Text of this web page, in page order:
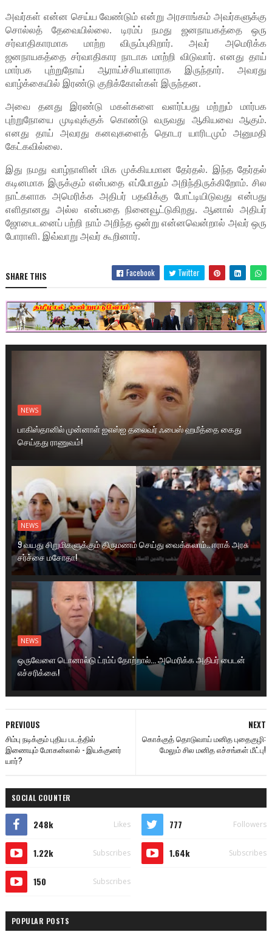
அவர்கள் என்ன செய்ய வேண்டும் என்று அரசாங்கம் அவர்களுக்கு
சொல்லத் தேவையில்லை. டிரம்ப் நமது ஜனநாயகத்தை ஒரு
சர்வாதிகாரமாக மாற்ற விரும்புகிறார். அவர் அமெரிக்க
ஜனநாயகத்தை சர்வாதிகார நாடாக மாற்றி விடுவார். எனது தாய்
மார்பக புற்றுநோய் ஆராய்ச்சியாளராக இருந்தார். அவரது
வாழ்க்கையில் இரண்டு குறிக்கோள்கள் இருந்தன.
அவை தனது இரண்டு மகள்களை வளர்ப்பது மற்றும் மார்பக
புற்றுநோயை முடிவுக்குக் கொண்டு வருவது ஆகியவை ஆகும்.
எனது தாய் அவரது கனவுகளைத் தொடர யாரிடமும் அனுமதி
கேட்கவில்லை.
இது நமது வாழ்நாளின் மிக முக்கியமான தேர்தல். இந்த தேர்தல்
கடினமாக இருக்கும் என்பதை எப்போதும் அறிந்திருக்கிறோம். சில
நாட்களாக அமெரிக்க அதிபர் பதவிக்கு போட்டியிடுவது என்பது
எளிதானது அல்ல என்பதை நினைவூட்டுகிறது. ஆனால் அதிபர்
ஜோபைடனைப் பற்றி நாம் அறிந்த ஒன்று என்னவென்றால் அவர் ஒரு
போராளி. இவ்வாறு அவர் கூறினார்.
SHARE THIS Facebook Twitter
NEWS
பாகிஸ்தானில் முன்னாள் ஐஎஸ்ஐ தலைவர் ஃபைஸ் ஹமீத்தை கைது
செய்தது ராணுவம்!
NEWS
9 வயது சிறுமிகளுக்கும் திருமணம் செய்து வைக்கலாம்.. ஈராக் அரசு
சர்ச்சை மசோதா!
NEWS
ஒருவேளை டொனால்டு ட்ரம்ப் தோற்றால்... அமெரிக்க அதிபர் பைடன்
எச்சரிக்கை!
NEXT
கொக்குத் தொடுவாய் மனித புதைகுழி:
மேலும் சில மனித எச்சங்கள் மீட்பு!
PREVIOUS
சிம்பு நடிக்கும் புதிய படத்தில்
இணையும் மோகன்லால் - இயக்குனர்
யார்?
SOCIAL COUNTER
248k Likes 777 Followers
1.22k Subscribes 1.64k Subscribes
150 Subscribes
POPULAR POSTS